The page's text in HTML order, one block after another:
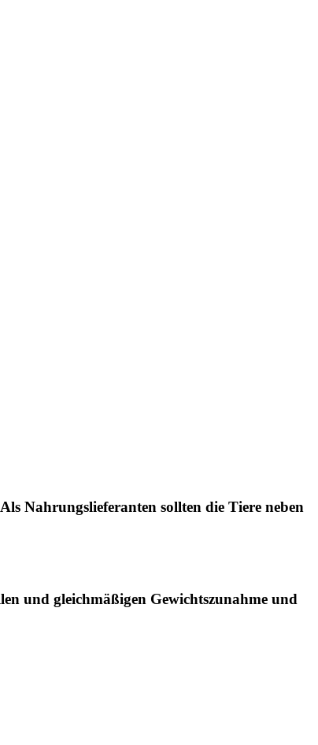
Nahrungslieferanten sollten die Tiere neben
und gleichmäßigen Gewichtszunahme und